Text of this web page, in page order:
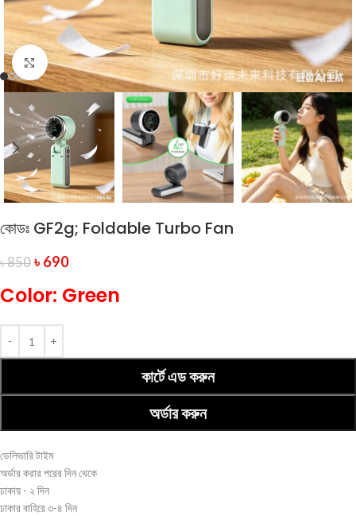
Click to enlarge
কোডঃ GF2g; Foldable Turbo Fan
৳850 ৳690
Color: Green
কার্টে এড করুন
অর্ডার করুন
ডেলিভারি টাইম
অর্ডার করার পরের দিন থেকে
ঢাকায় - ২ দিন
ঢাকার বাহিরে ৩-৪ দিন